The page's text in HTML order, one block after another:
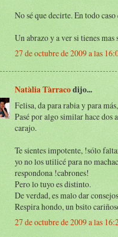
No sé que decirte. En todo
Un abrazo y a ver si tienes mas
27 de octubre de 2009 a las
Natàlia Tàrracodijo...
Felisa, da para rabia y para
Pasé por algo similar hace dos
carajo.
Te sientes impotente, !sólo
yo no los utilicé para no
respondona !cabrones!
Pero lo tuyo es distinto.
De verdad, es malo dar
Respira hondo, un bsito
27 de octubre de 2009 a las